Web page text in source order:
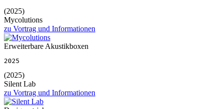
(2025)
Mycolutions
zu Vortrag und Informationen
Erweiterbare Akustikboxen
2025
(2025)
Silent Lab
zu Vortrag und Informationen